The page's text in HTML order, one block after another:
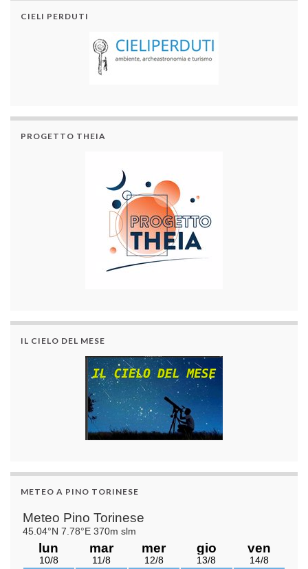
CIELI PERDUTI
PROGETTO THEIA
IL CIELO DEL MESE
METEO A PINO TORINESE